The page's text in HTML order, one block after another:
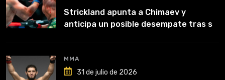
Strickland apunta a Chimaev y
anticipa un posible desempate tras su
MMA
31 de julio de 2026